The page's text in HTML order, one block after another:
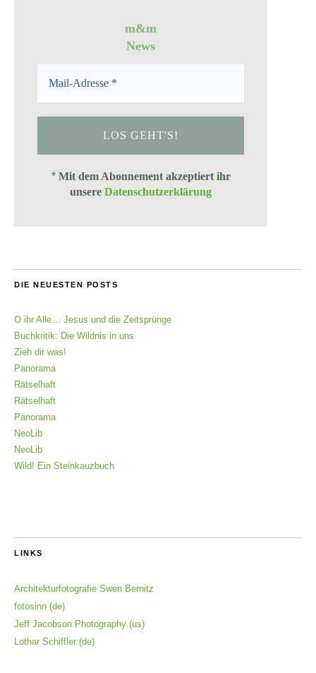
m&m
News
* Mit dem Abonnement akzeptiert ihr
unsereDatenschutzerklärung
DIE NEUESTEN POSTS
O ihr Alle… Jesus und die Zeitsprünge
Buchkritik: Die Wildnis in uns
Zieh dir was!
Panorama
Rätselhaft
Rätselhaft
Panorama
NeoLib
NeoLib
Wild! Ein Steinkauzbuch
LINKS
Architekturfotografie Swen Bernitz
fotosinn (de)
Jeff Jacobson Photography (us)
Lothar Schiffler (de)